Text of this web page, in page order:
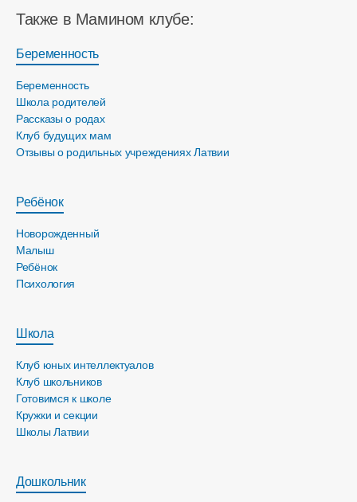
Также в Мамином клубе:
Беременность
Беременность
Школа родителей
Рассказы о родах
Клуб будущих мам
Отзывы о родильных учреждениях Латвии
Ребёнок
Новорожденный
Малыш
Ребёнок
Психология
Школа
Клуб юных интеллектуалов
Клуб школьников
Готовимся к школе
Кружки и секции
Школы Латвии
Дошкольник